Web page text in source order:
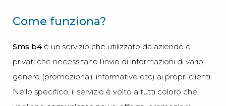
Come funziona?
Sms b4 è un servizio che utilizzato da aziende e
privati che necessitano l’invio di informazioni di vario
genere (promozionali, informative etc) ai propri clienti.
Nello specifico, il servizio è volto a tutti coloro che